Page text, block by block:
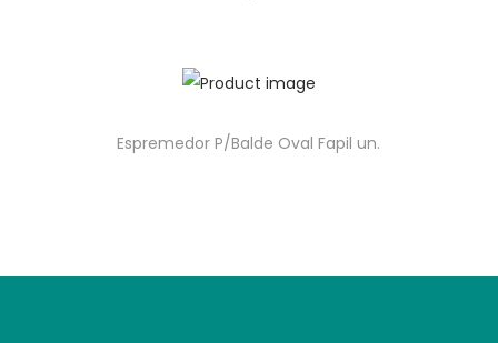
Espremedor P/Balde Oval Fapil un.